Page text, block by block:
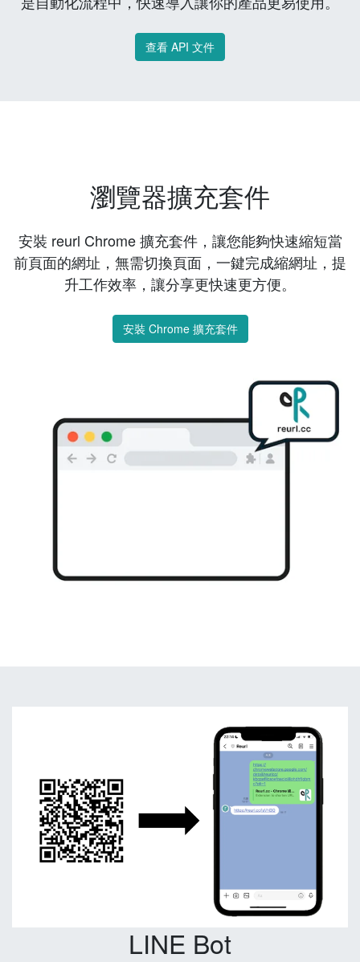
查看 API 文件
瀏覽器擴充套件
安裝 reurl Chrome 擴充套件，讓您能夠快速縮短當
前頁面的網址，無需切換頁面，一鍵完成縮網址，提
升工作效率，讓分享更快速更方便。
安裝 Chrome 擴充套件
LINE Bot